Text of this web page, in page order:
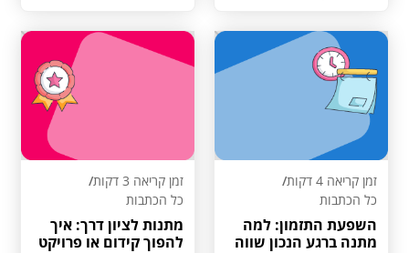
זמן קריאה 4 דקות
/
כל הכתבות
השפעת התזמון: למה
מתנה ברגע הנכון שווה
זמן קריאה 3 דקות
/
כל הכתבות
מתנות לציון דרך: איך
להפוך קידום או פרויקט